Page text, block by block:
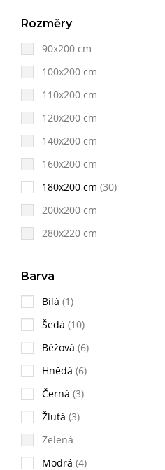
Rozměry
90x200 cm
100x200 cm
110x200 cm
120x200 cm
140x200 cm
160x200 cm
180x200 cm (30)
200x200 cm
280x220 cm
Barva
Bílá (1)
Šedá (10)
Béžová (6)
Hnědá (6)
Černá (3)
Žlutá (3)
Zelená
Modrá (4)